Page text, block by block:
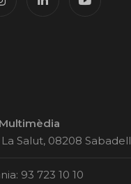
La Salut, 08208 Sabadell
93 723 10 10